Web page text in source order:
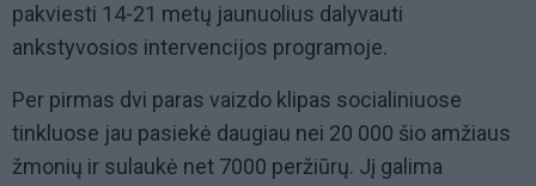
pakviesti 14-21 metų jaunuolius dalyvauti
ankstyvosios intervencijos programoje.
Per pirmas dvi paras vaizdo klipas socialiniuose
tinkluose jau pasiekė daugiau nei 20 000 šio amžiaus
žmonių ir sulaukė net 7000 peržiūrų. Jį galima